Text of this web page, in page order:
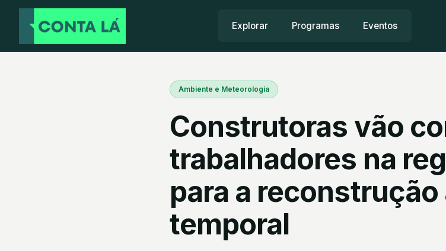
Explorar Programas Eventos
Ambiente e Meteorologia
Construtoras vão
trabalhadores na
para a reconstrução
temporal